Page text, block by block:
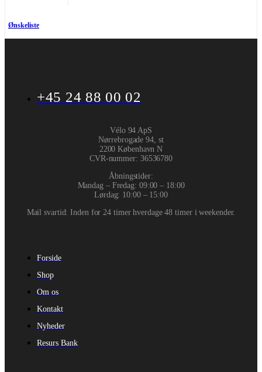
Ønskeliste
+45 24 88 00 02
Vélo 94 ApS
Nørrebrogade 94, st
2200 København N
CVR-nummer: 36536780
Åbningstider:
Mandag – Fredag: 09:00 – 18:00
Lørdag: 10:00 – 15:00
Mail svartid: Inden for 24 timer hverdage 48 timer i weekender.
Forside
Shop
Om os
Kontakt
Nyheder
Resurs Bank